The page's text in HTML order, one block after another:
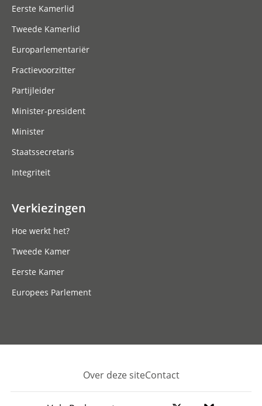
Eerste Kamerlid
Tweede Kamerlid
Europarlementariër
Fractievoorzitter
Partijleider
Minister-president
Minister
Staatssecretaris
Integriteit
Verkiezingen
Hoe werkt het?
Tweede Kamer
Eerste Kamer
Europees Parlement
Footer
Over deze siteContact